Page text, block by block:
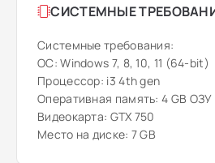
СИСТЕМНЫЕ
Системные требования:
ОС: Windows 7, 8, 10, 11 (64-bit)
Процессор: i3 4th gen
Оперативная память: 4 GB ОЗУ
Видеокарта: GTX 750
Место на диске: 7 GB